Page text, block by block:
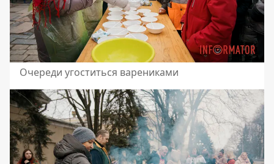
Очереди угоститься варениками